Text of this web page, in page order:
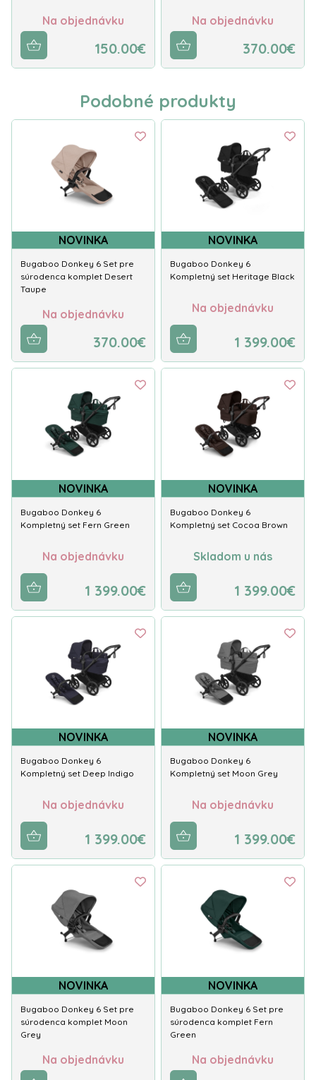
Na objednávku
150.00€
Na objednávku
370.00€
Podobné produkty
NOVINKA
Bugaboo Donkey 6 Set pre
súrodenca komplet Desert
Taupe
Na objednávku
370.00€
NOVINKA
Bugaboo Donkey 6
Kompletný set Heritage Black
Na objednávku
1 399.00€
NOVINKA
Bugaboo Donkey 6
Kompletný set Fern Green
Na objednávku
1 399.00€
NOVINKA
Bugaboo Donkey 6
Kompletný set Cocoa Brown
Skladom u nás
1 399.00€
NOVINKA
Bugaboo Donkey 6
Kompletný set Deep Indigo
Na objednávku
1 399.00€
NOVINKA
Bugaboo Donkey 6
Kompletný set Moon Grey
Na objednávku
1 399.00€
NOVINKA
Bugaboo Donkey 6 Set pre
súrodenca komplet Moon
Grey
Na objednávku
NOVINKA
Bugaboo Donkey 6 Set pre
súrodenca komplet Fern
Green
Na objednávku